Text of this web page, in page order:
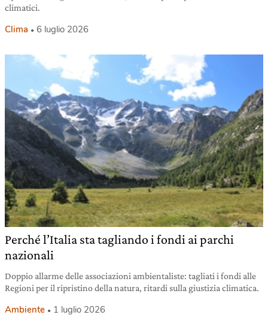
climatici.
Clima 6 luglio 2026
Perché l’Italia sta tagliando i fondi ai parchi
nazionali
Doppio allarme delle associazioni ambientaliste: tagliati i fondi alle
Regioni per il ripristino della natura, ritardi sulla giustizia climatica.
Ambiente 1 luglio 2026